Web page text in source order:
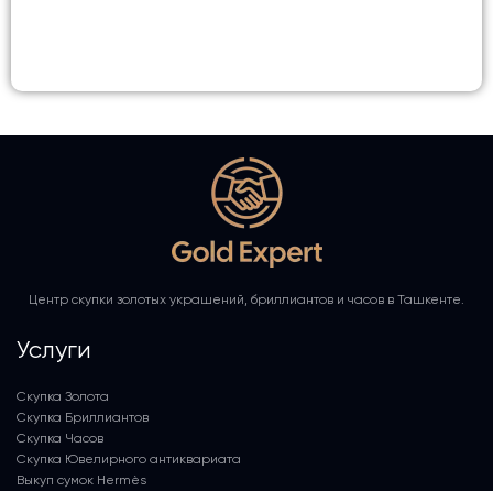
Центр скупки золотых украшений, бриллиантов и часов в Ташкенте.
Услуги
Скупка Золота
Скупка Бриллиантов
Скупка Часов
Скупка Ювелирного антиквариата
Выкуп сумок Hermès